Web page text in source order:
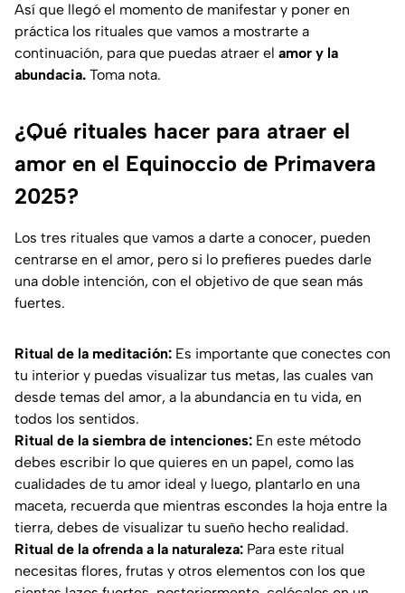
Así que llegó el momento de manifestar y poner en
práctica los rituales que vamos a mostrarte a
continuación, para que puedas atraer el amor y la
abundacia. Toma nota.
¿Qué rituales hacer para atraer el
amor en el Equinoccio de Primavera
2025?
Los tres rituales que vamos a darte a conocer, pueden
centrarse en el amor, pero si lo prefieres puedes darle
una doble intención, con el objetivo de que sean más
fuertes.
Ritual de la meditación: Es importante que conectes con
tu interior y puedas visualizar tus metas, las cuales van
desde temas del amor, a la abundancia en tu vida, en
todos los sentidos.
Ritual de la siembra de intenciones: En este método
debes escribir lo que quieres en un papel, como las
cualidades de tu amor ideal y luego, plantarlo en una
maceta, recuerda que mientras escondes la hoja entre la
tierra, debes de visualizar tu sueño hecho realidad.
Ritual de la ofrenda a la naturaleza: Para este ritual
necesitas flores, frutas y otros elementos con los que